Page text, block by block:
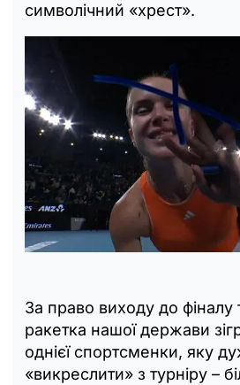
символічний «хрест».
За право виходу до фіналу
ракетка нашої держави
однієї спортсменки, яку
«викреслити» з турніру –